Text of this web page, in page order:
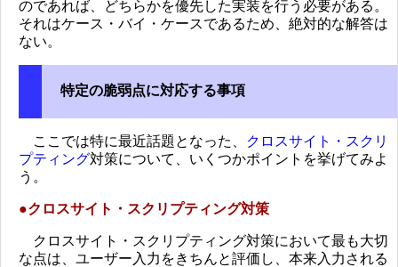
のであれば、どちらかを優先した実装を行う必要がある。
それはケース・バイ・ケースであるため、絶対的な解答は
ない。
特定の脆弱点に対応する事項
ここでは特に最近話題となった、
クロスサイト・スクリ
プティング対策について、いくつかポイントを挙げてみよ
う。
●クロスサイト・スクリプティング対策
クロスサイト・スクリプティング対策において最も大切
な点は、ユーザー入力をきちんと評価し、本来入力される